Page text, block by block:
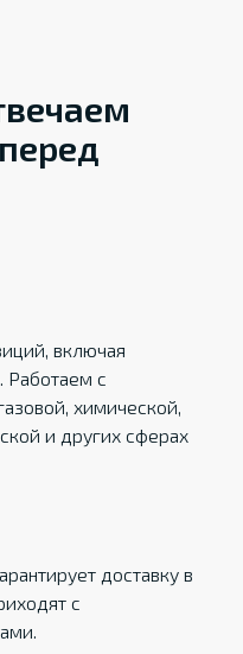
включая
с
химической,
и других сферах
доставку в
с